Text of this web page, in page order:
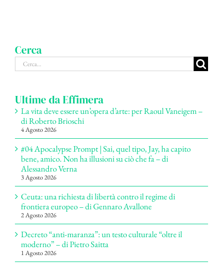
Cerca
Cerca
per:
Ultime da Effimera
La vita deve essere un’opera d’arte: per Raoul Vaneigem –
di Roberto Brioschi
4 Agosto 2026
#04 Apocalypse Prompt | Sai, quel tipo, Jay, ha capito
bene, amico. Non ha illusioni su ciò che fa – di
Alessandro Verna
3 Agosto 2026
Ceuta: una richiesta di libertà contro il regime di
frontiera europeo – di Gennaro Avallone
2 Agosto 2026
Decreto “anti-maranza”: un testo culturale “oltre il
moderno” – di Pietro Saitta
1 Agosto 2026